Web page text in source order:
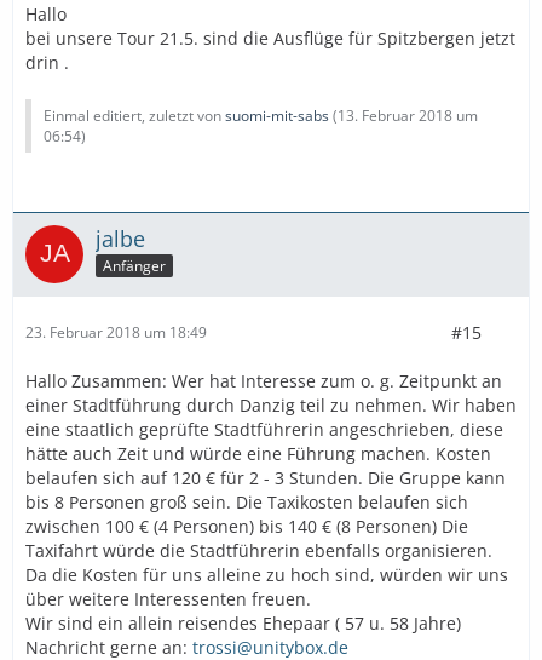
Hallo
bei unsere Tour 21.5. sind die Ausflüge für Spitzbergen jetzt
drin .
Einmal editiert, zuletzt vonsuomi-mit-sabs(13. Februar 2018 um
06:54)
jalbe
Anfänger
23. Februar 2018 um 18:49 #15
Hallo Zusammen: Wer hat Interesse zum o. g. Zeitpunkt an
einer Stadtführung durch Danzig teil zu nehmen. Wir haben
eine staatlich geprüfte Stadtführerin angeschrieben, diese
hätte auch Zeit und würde eine Führung machen. Kosten
belaufen sich auf 120 € für 2 - 3 Stunden. Die Gruppe kann
bis 8 Personen groß sein. Die Taxikosten belaufen sich
zwischen 100 € (4 Personen) bis 140 € (8 Personen) Die
Taxifahrt würde die Stadtführerin ebenfalls organisieren.
Da die Kosten für uns alleine zu hoch sind, würden wir uns
über weitere Interessenten freuen.
Wir sind ein allein reisendes Ehepaar ( 57 u. 58 Jahre)
Nachricht gerne an: trossi@unitybox.de